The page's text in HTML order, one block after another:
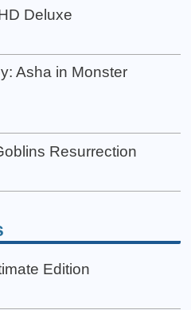
Deluxe
Asha in Monster
Resurrection
Edition